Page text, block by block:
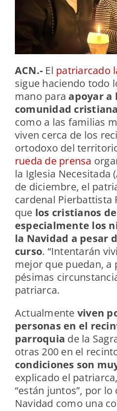
ACN.- El patriarcado
sigue haciendo todo
mano paraapoyar a
comunidad
como a las familias
viven cerca de los
ortodoxo del
rueda de prensa
la Iglesia Necesitada
de diciembre, el
cardenal Pierbattista
que los cristianos
especialmente los
la Navidad a pesar
curso. “Intentarán
mejor que puedan, a
pésimas
patriarca.
Actualmente viven
personas en el
parroquia de la
otras 200 en el
condiciones son
explicado el
“están juntos”, por
Navidad como una